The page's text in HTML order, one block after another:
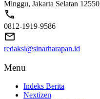
Minggu, Jakarta Selatan 12550
0812-1919-9586
redaksi@sinarharapan.id
Menu
Indeks Berita
Nextizen